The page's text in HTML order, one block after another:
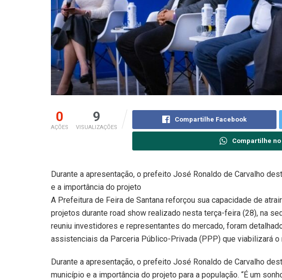
0
AÇÕES
9
VISUALIZAÇÕES
Compartilhe Facebook
Compartilhe no
Durante a apresentação, o prefeito José Ronaldo de Carvalho
e a importância do projeto
A Prefeitura de Feira de Santana reforçou sua capacidade de
projetos durante road show realizado nesta terça-feira (28), na
reuniu investidores e representantes do mercado, foram
assistenciais da Parceria Público-Privada (PPP) que viabilizará
Durante a apresentação, o prefeito José Ronaldo de Carvalho
município e a importância do projeto para a população. “É um